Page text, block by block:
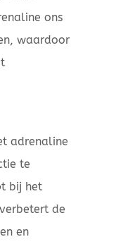
ons
waardoor
adrenaline
te
bij het
de
en